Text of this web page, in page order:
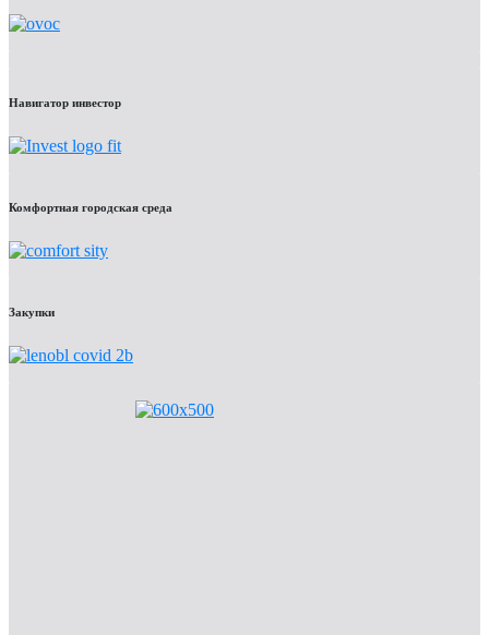
Навигатор инвестор
Комфортная городская среда
Закупки